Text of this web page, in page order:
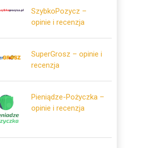
SzybkoPozycz –
opinie i recenzja
SuperGrosz – opinie i
recenzja
Pieniądze-Pożyczka –
opinie i recenzja